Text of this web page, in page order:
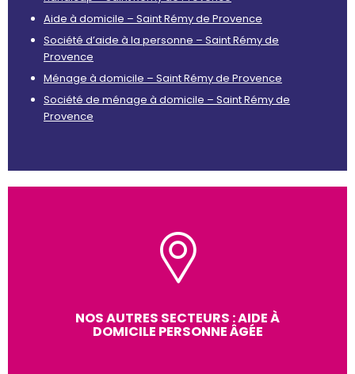
Aide à domicile – Saint Rémy de Provence
Société d’aide à la personne – Saint Rémy de
Provence
Ménage à domicile – Saint Rémy de Provence
Société de ménage à domicile – Saint Rémy de
Provence
NOS AUTRES SECTEURS : AIDE À
DOMICILE PERSONNE ÂGÉE